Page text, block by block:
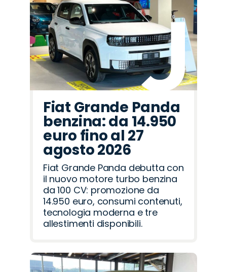
Fiat Grande Panda
benzina: da 14.950
euro fino al 27
agosto 2026
Fiat Grande Panda debutta con
il nuovo motore turbo benzina
da 100 CV: promozione da
14.950 euro, consumi contenuti,
tecnologia moderna e tre
allestimenti disponibili.